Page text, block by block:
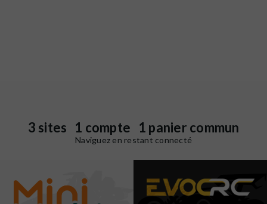
3 sites 1 compte 1 panier commun
Naviguez en restant connecté